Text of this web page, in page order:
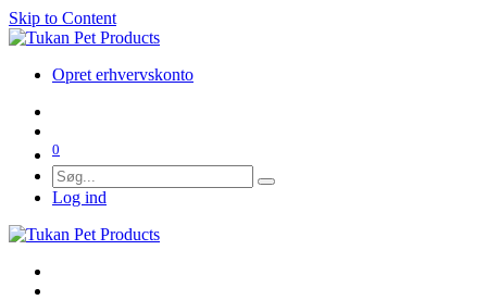
Skip to Content
Opret erhvervskonto
0
Log ind